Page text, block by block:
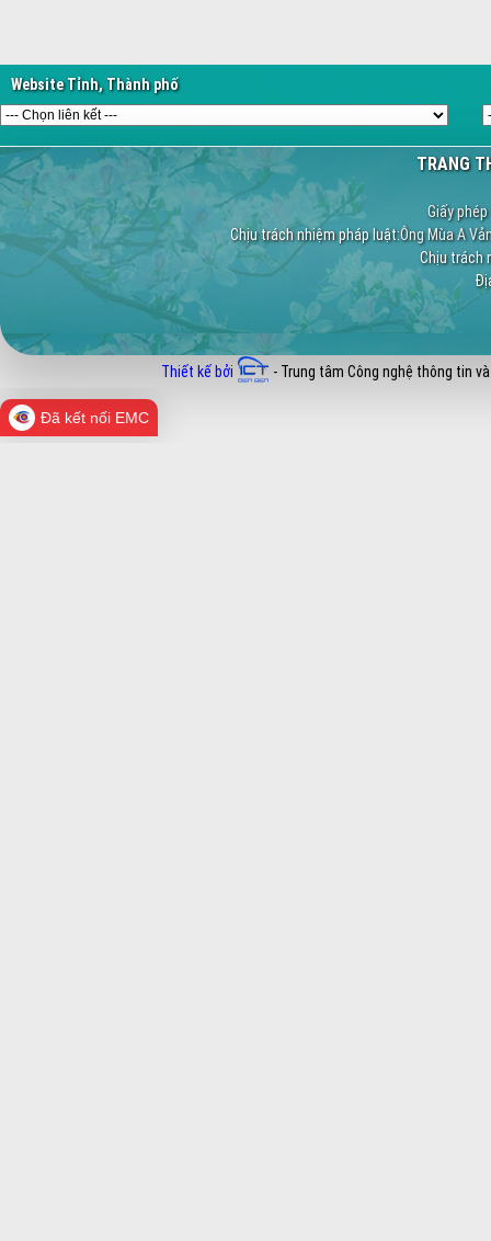
Website Tỉnh, Thành phố
TRANG
Giấy
Chịu trách nhiệm pháp luật:Ông Mùa A
Chịu trách
Thiết kế bởi - Trung tâm Công nghệ thông tin
Đã kết nối EMC